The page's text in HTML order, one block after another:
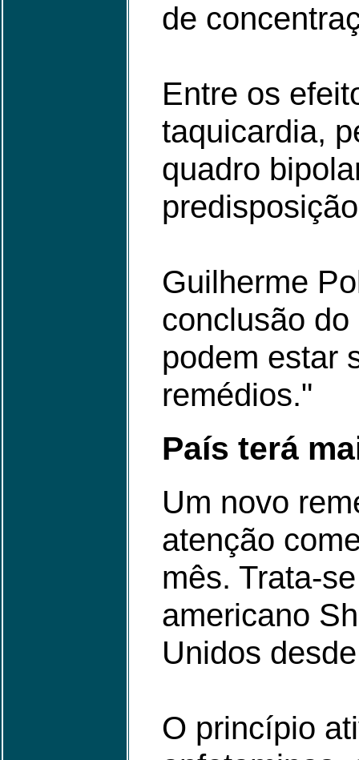
de
Entre os
taquicardia,
quadro
Guilherme
conclusão
podem estar
remédios."
País terá
Um novo
atenção
mês. Trata-
americano
Unidos
O princípio